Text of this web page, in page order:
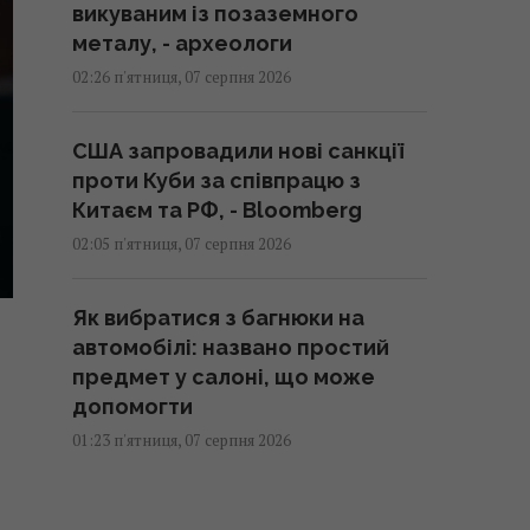
викуваним із позаземного
металу, - археологи
02:26 п'ятниця, 07 серпня 2026
США запровадили нові санкції
проти Куби за співпрацю з
Китаєм та РФ, - Bloomberg
02:05 п'ятниця, 07 серпня 2026
Як вибратися з багнюки на
автомобілі: названо простий
предмет у салоні, що може
допомогти
01:23 п'ятниця, 07 серпня 2026